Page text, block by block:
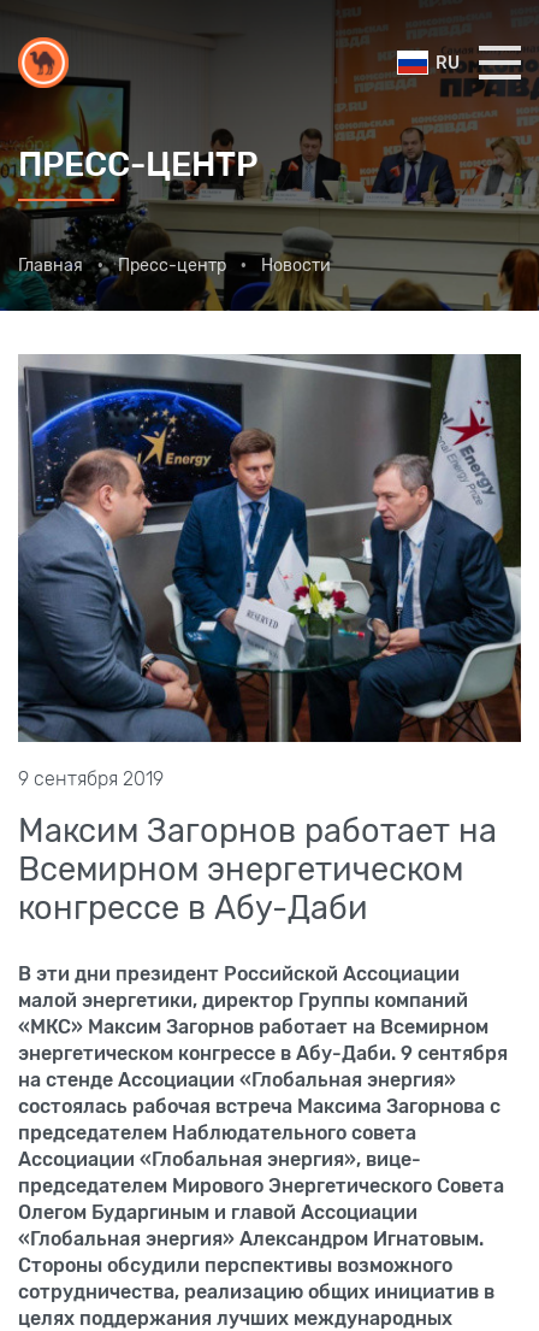
RU
ПРЕСС-ЦЕНТР
Главная Пресс-центр Новости
9 сентября 2019
Максим Загорнов работает на
Всемирном энергетическом
конгрессе в Абу-Даби
В эти дни президент Российской Ассоциации
малой энергетики, директор Группы компаний
«МКС» Максим Загорнов работает на Всемирном
энергетическом конгрессе в Абу-Даби. 9 сентября
на стенде Ассоциации «Глобальная энергия»
состоялась рабочая встреча Максима Загорнова с
председателем Наблюдательного совета
Ассоциации «Глобальная энергия», вице-
председателем Мирового Энергетического Совета
Олегом Бударгиным и главой Ассоциации
«Глобальная энергия» Александром Игнатовым.
Стороны обсудили перспективы возможного
сотрудничества, реализацию общих инициатив в
целях поддержания лучших международных